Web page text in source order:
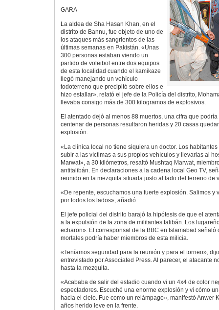
GARA
La aldea de Sha Hasan Khan, en el
distrito de Bannu, fue objeto de uno de
los ataques más sangrientos de las
últimas semanas en Pakistán. «Unas
300 personas estaban viendo un
partido de voleibol entre dos equipos
de esta localidad cuando el kamikaze
llegó manejando un vehículo
todoterreno que precipitó sobre ellos e
hizo estallar», relató el jefe de la Policía del distrito,
llevaba consigo más de 300 kilogramos de explosivos.
El atentado dejó al menos 88 muertos, una cifra que
centenar de personas resultaron heridas y 20 casas
explosión.
«La clínica local no tiene siquiera un doctor. Los
subir a las víctimas a sus propios vehículos y llevarlas al
Marwat», a 30 kilómetros, resaltó Mushtaq Marwat,
antitalibán. En declaraciones a la cadena local Geo TV,
reunido en la mezquita situada justo al lado del terreno de
«De repente, escuchamos una fuerte explosión. Salimos y
por todos los lados», añadió.
El jefe policial del distrito barajó la hipótesis de que el
a la expulsión de la zona de militantes talibán. Los
echaron». El corresponsal de la BBC en Islamabad señaló
mortales podría haber miembros de esta milicia.
«Teníamos seguridad para la reunión y para el torneo»,
entrevistado por Associated Press. Al parecer, el atacante
hasta la mezquita.
«Acababa de salir del estadio cuando vi un 4x4 de color
espectadores. Escuché una enorme explosión y vi cómo
hacia el cielo. Fue como un relámpago», manifestó Anwer
años herido leve en la frente.